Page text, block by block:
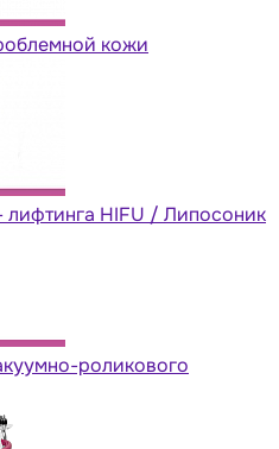
кожи
HIFU / Липосоник
роликового